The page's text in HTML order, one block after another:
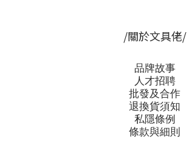
/關於文具佬/
品牌故事
人才招聘
批發及合作
退換貨須知
私隱條例
條款與細則